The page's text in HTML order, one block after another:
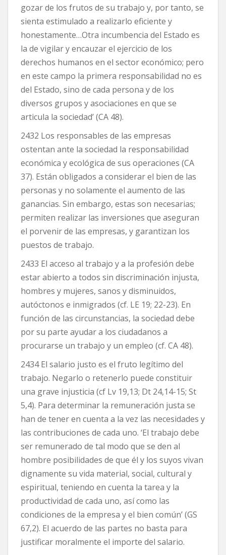
gozar de los frutos de su trabajo y, por tanto, se
sienta estimulado a realizarlo eficiente y
honestamente…Otra incumbencia del Estado es
la de vigilar y encauzar el ejercicio de los
derechos humanos en el sector económico; pero
en este campo la primera responsabilidad no es
del Estado, sino de cada persona y de los
diversos grupos y asociaciones en que se
articula la sociedad’ (CA 48).
2432 Los responsables de las empresas
ostentan ante la sociedad la responsabilidad
económica y ecológica de sus operaciones (CA
37). Están obligados a considerar el bien de las
personas y no solamente el aumento de las
ganancias. Sin embargo, estas son necesarias;
permiten realizar las inversiones que aseguran
el porvenir de las empresas, y garantizan los
puestos de trabajo.
2433 El acceso al trabajo y a la profesión debe
estar abierto a todos sin discriminación injusta,
hombres y mujeres, sanos y disminuidos,
autóctonos e inmigrados (cf. LE 19; 22-23). En
función de las circunstancias, la sociedad debe
por su parte ayudar a los ciudadanos a
procurarse un trabajo y un empleo (cf. CA 48).
2434 El salario justo es el fruto legítimo del
trabajo. Negarlo o retenerlo puede constituir
una grave injusticia (cf Lv 19,13; Dt 24,14-15; St
5,4). Para determinar la remuneración justa se
han de tener en cuenta a la vez las necesidades y
las contribuciones de cada uno. ‘El trabajo debe
ser remunerado de tal modo que se den al
hombre posibilidades de que él y los suyos vivan
dignamente su vida material, social, cultural y
espiritual, teniendo en cuenta la tarea y la
productividad de cada uno, así como las
condiciones de la empresa y el bien común’ (GS
67,2). El acuerdo de las partes no basta para
justificar moralmente el importe del salario.